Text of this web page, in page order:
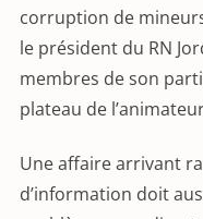
corruption de
le président du RN
membres de son
plateau de
Une affaire arrivant
d’information doit